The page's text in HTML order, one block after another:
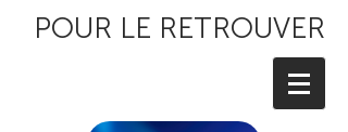
POUR LE RETROUVER